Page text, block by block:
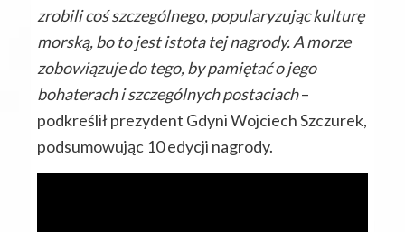
zrobili coś szczególnego, popularyzując kulturę
morską, bo to jest istota tej nagrody. A morze
zobowiązuje do tego, by pamiętać o jego
bohaterach i szczególnych postaciach–
podkreślił prezydent Gdyni Wojciech Szczurek,
podsumowując 10 edycji nagrody.